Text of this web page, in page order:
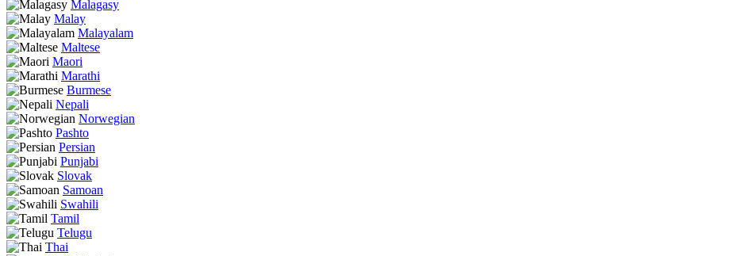
Malagasy
Malay
Malayalam
Maltese
Maori
Marathi
Burmese
Nepali
Norwegian
Pashto
Persian
Punjabi
Slovak
Samoan
Swahili
Tamil
Telugu
Thai